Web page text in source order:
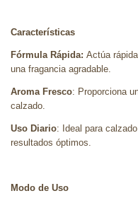
Características
Fórmula Rápida: Actúa
una fragancia agradable.
Aroma Fresco: Proporciona
calzado.
Uso Diario: Ideal para
resultados óptimos.
Modo de Uso